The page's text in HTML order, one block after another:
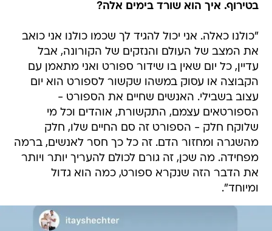
בטירוף. איך הוא שורד בימים אלה?
"כולנו כאלה. אני יכול להגיד לך שכמו כולנו אני כואב
את המצב של העולם והנזקים של הקורונה, אבל
עדיין, כל יום שאין בו שידור ספורט ואני מתאמן עם
הקבוצה או עסוק במשהו שקשור לספורט הוא יום
עצוב בשבילי. האנשים שחיים את הספורט -
הספורטאים עצמם, התקשורת, אוהדים וכל מי
שלוקח חלק - הספורט זה סם החיים שלו, חלק
מהשגרה ומחזור הדם. זה כל כך חסר לאנשים, ברמה
מפחידה. מה שכן, זה גורם לכולם להעריך יותר ויותר
את הדבר הזה שנקרא ספורט, כמה הוא גדול
ומיוחד".